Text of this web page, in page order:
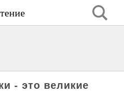
- это великие